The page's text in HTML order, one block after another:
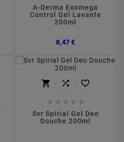
A-Derma Exomega
Control Gel Lavante
200ml
8,47 €Preço
  
    
Svr Spirial Gel Deo
Douche 200ml